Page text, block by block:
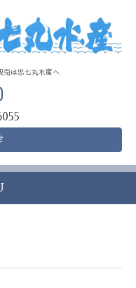
売は忠七丸水産へ